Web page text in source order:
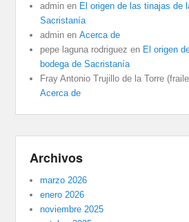
admin en El origen de las tinajas de
Sacristanía
admin enAcerca de
pepe laguna rodriguez en El origen
bodega de Sacristanía
Fray Antonio Trujillo de la Torre
Acerca de
Archivos
marzo 2026
enero 2026
noviembre 2025